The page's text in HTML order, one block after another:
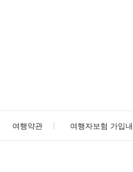
여행약관 여행자보험 가입